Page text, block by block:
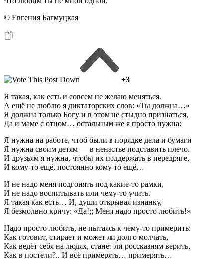
© Евгения Багмуцкая
+3
Я такая, как есть и совсем не желаю меняться.
А ещё не люблю я диктаторских слов: «Ты должна…»
Я должна только Богу и в этом не стыдно признаться,
Да и маме с отцом… остальным же я просто нужна:
Я нужна на работе, чтоб были в порядке дела и бумаги
Я нужна своим детям — в ненастье подставить плечо.
И друзьям я нужна, чтобы их поддержать в передряге,
И кому-то ещё, постоянно кому-то ещё…
И не надо меня подгонять под какие-то рамки,
И не надо воспитывать или чему-то учить.
Я такая как есть… И, души открывая изнанку,
Я безмолвно кричу: «Да!;; Меня надо просто любить!»
Надо просто любить, не пытаясь к чему-то примерить:
Как готовит, стирает и может ли долго молчать,
Как ведёт себя на людях, станет ли россказням верить,
Как в постели?.. И всё примерять… примерять…